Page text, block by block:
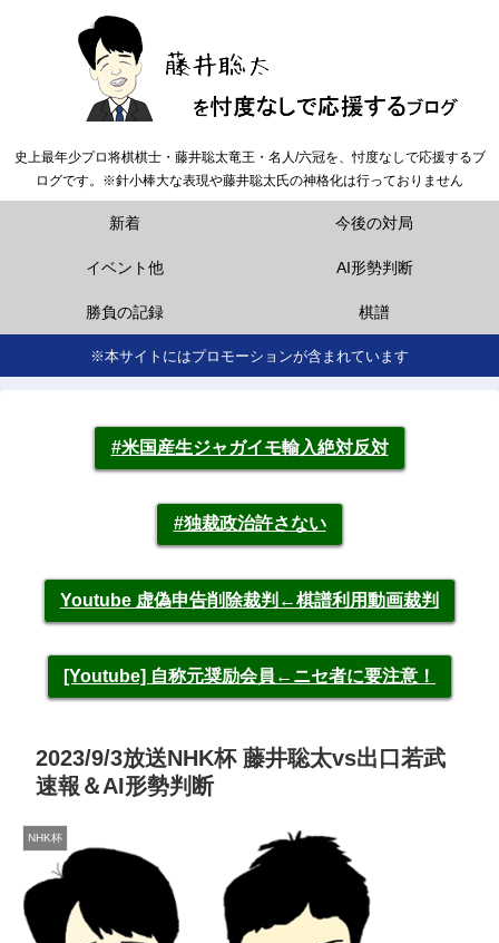
史上最年少プロ将棋棋士・藤井聡太竜王・名人/六冠を、忖度なしで応援するブ
ログです。※針小棒大な表現や藤井聡太氏の神格化は行っておりません
新着 今後の対局
イベント他 AI形勢判断
勝負の記録 棋譜
※本サイトにはプロモーションが含まれています
#米国産生ジャガイモ輸入絶対反対
#独裁政治許さない
Youtube 虚偽申告削除裁判←棋譜利用動画裁判
[Youtube] 自称元奨励会員←ニセ者に要注意！
2023/9/3放送NHK杯 藤井聡太vs出口若武
速報＆AI形勢判断
NHK杯